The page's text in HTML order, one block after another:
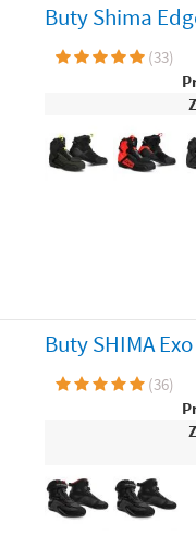
Buty Shima
(33)
Buty SHIMA
(36)